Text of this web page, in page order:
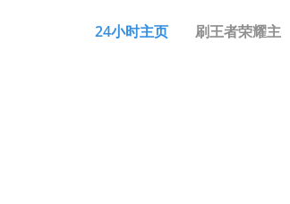
24小时主页 刷王者荣耀主